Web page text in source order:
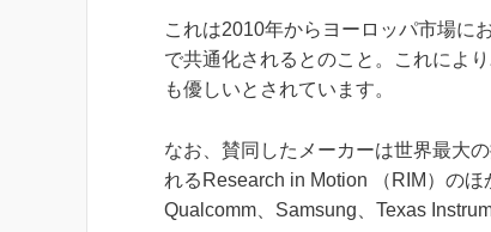
これは2010年からヨーロッパ市場に
で共通化されるとのこと。これによ
も優しいとされています。
なお、賛同したメーカーは世界最大
れるResearch in Motion （RIM）の
Qualcomm、Samsung、Texas